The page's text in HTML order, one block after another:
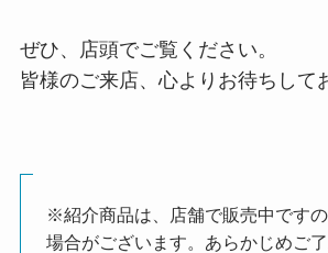
ぜひ、店頭でご覧ください。
皆様のご来店、心よりお待ちして
※紹介商品は、店舗で販売中です
場合がございます。あらかじめご